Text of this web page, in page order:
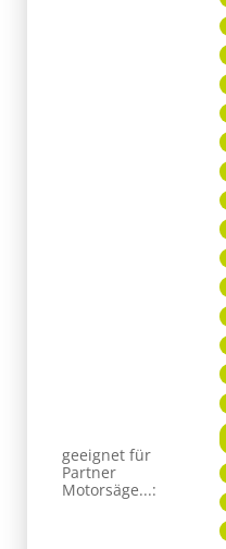
geeignet für
Partner
Motorsäge...: